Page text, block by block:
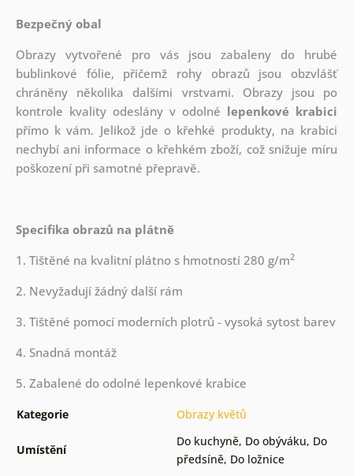
Bezpečný obal
Obrazy vytvořené pro vás jsou zabaleny do hrubé
bublinkové fólie, přičemž rohy obrazů jsou obzvlášť
chráněny několika dalšími vrstvami. Obrazy jsou po
kontrole kvality odeslány v odolné lepenkové krabici
přímo k vám. Jelikož jde o křehké produkty, na krabici
nechybí ani informace o křehkém zboží, což snižuje míru
poškození při samotné přepravě.
Specifika obrazů na plátně
1. Tištěné na kvalitní plátno s hmotností 280 g/m2
2. Nevyžadují žádný další rám
3. Tištěné pomocí moderních plotrů - vysoká sytost barev
4. Snadná montáž
5. Zabalené do odolné lepenkové krabice
Kategorie Obrazy květů
Umístění
Do kuchyně, Do obýváku, Do
předsíně, Do ložnice